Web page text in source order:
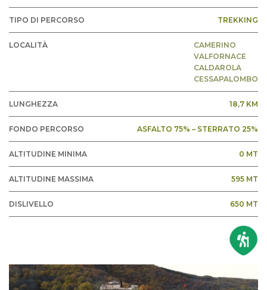
TIPO DI PERCORSO TREKKING
LOCALITÀ
CAMERINO
VALFORNACE
CALDAROLA
CESSAPALOMBO
LUNGHEZZA 18,7 KM
FONDO PERCORSO ASFALTO 75% – STERRATO 25%
ALTITUDINE MINIMA 0 MT
ALTITUDINE MASSIMA 595 MT
DISLIVELLO 650 MT